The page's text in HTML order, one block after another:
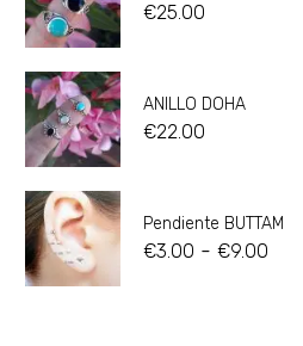
€25.00
ANILLO DOHA
€22.00
Pendiente BUTTAM
€3.00 - €9.00